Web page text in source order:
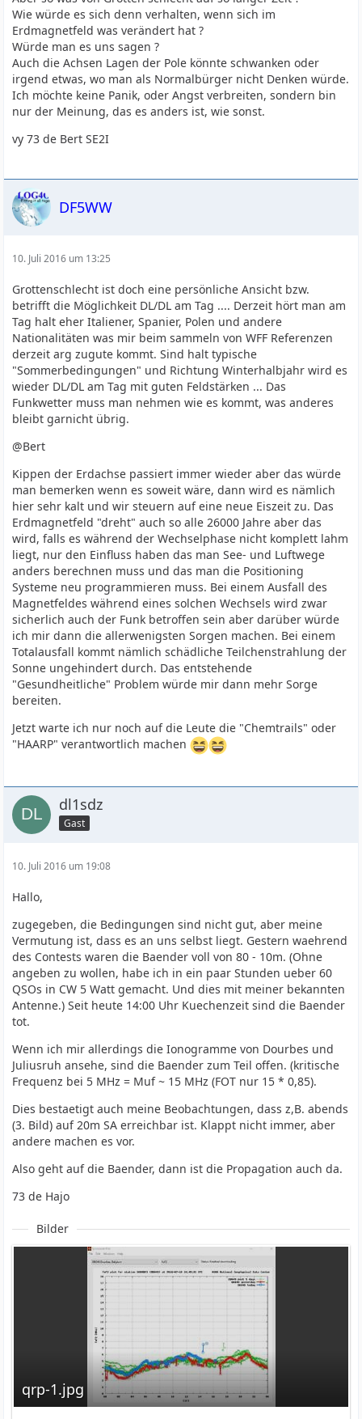
Wie würde es sich denn verhalten, wenn sich im
Erdmagnetfeld was verändert hat ?
Würde man es uns sagen ?
Auch die Achsen Lagen der Pole könnte schwanken oder
irgend etwas, wo man als Normalbürger nicht Denken würde.
Ich möchte keine Panik, oder Angst verbreiten, sondern bin
nur der Meinung, das es anders ist, wie sonst.
vy 73 de Bert SE2I
DF5WW
10. Juli 2016 um 13:25
Grottenschlecht ist doch eine persönliche Ansicht bzw.
betrifft die Möglichkeit DL/DL am Tag .... Derzeit hört man am
Tag halt eher Italiener, Spanier, Polen und andere
Nationalitäten was mir beim sammeln von WFF Referenzen
derzeit arg zugute kommt. Sind halt typische
"Sommerbedingungen" und Richtung Winterhalbjahr wird es
wieder DL/DL am Tag mit guten Feldstärken ... Das
Funkwetter muss man nehmen wie es kommt, was anderes
bleibt garnicht übrig.
@Bert
Kippen der Erdachse passiert immer wieder aber das würde
man bemerken wenn es soweit wäre, dann wird es nämlich
hier sehr kalt und wir steuern auf eine neue Eiszeit zu. Das
Erdmagnetfeld "dreht" auch so alle 26000 Jahre aber das
wird, falls es während der Wechselphase nicht komplett lahm
liegt, nur den Einfluss haben das man See- und Luftwege
anders berechnen muss und das man die Positioning
Systeme neu programmieren muss. Bei einem Ausfall des
Magnetfeldes während eines solchen Wechsels wird zwar
sicherlich auch der Funk betroffen sein aber darüber würde
ich mir dann die allerwenigsten Sorgen machen. Bei einem
Totalausfall kommt nämlich schädliche Teilchenstrahlung der
Sonne ungehindert durch. Das entstehende
"Gesundheitliche" Problem würde mir dann mehr Sorge
bereiten.
Jetzt warte ich nur noch auf die Leute die "Chemtrails" oder
"HAARP" verantwortlich machen
dl1sdz
Gast
10. Juli 2016 um 19:08
Hallo,
zugegeben, die Bedingungen sind nicht gut, aber meine
Vermutung ist, dass es an uns selbst liegt. Gestern waehrend
des Contests waren die Baender voll von 80 - 10m. (Ohne
angeben zu wollen, habe ich in ein paar Stunden ueber 60
QSOs in CW 5 Watt gemacht. Und dies mit meiner bekannten
Antenne.) Seit heute 14:00 Uhr Kuechenzeit sind die Baender
tot.
Wenn ich mir allerdings die Ionogramme von Dourbes und
Juliusruh ansehe, sind die Baender zum Teil offen. (kritische
Frequenz bei 5 MHz = Muf ~ 15 MHz (FOT nur 15 * 0,85).
Dies bestaetigt auch meine Beobachtungen, dass z,B. abends
(3. Bild) auf 20m SA erreichbar ist. Klappt nicht immer, aber
andere machen es vor.
Also geht auf die Baender, dann ist die Propagation auch da.
73 de Hajo
Bilder
qrp-1.jpg